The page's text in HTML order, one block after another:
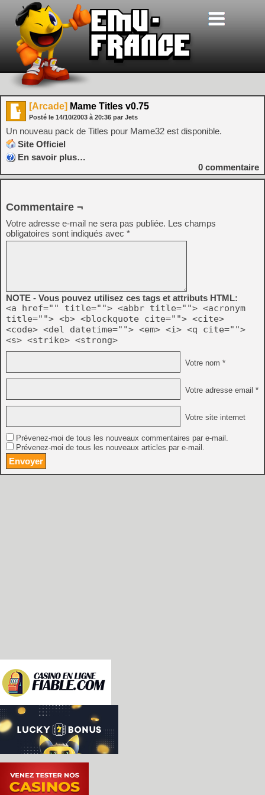
[Arcade] Mame Titles v0.75
Posté le 14/10/2003 à 20:36 par Jets
Un nouveau pack de Titles pour Mame32 est disponible.
Site Officiel
En savoir plus…
0 commentaire
Commentaire ¬
Votre adresse e-mail ne sera pas publiée. Les champs
obligatoires sont indiqués avec *
NOTE - Vous pouvez utilisez ces tags et attributs HTML:
<a href="" title=""> <abbr title=""> <acronym
title=""> <b> <blockquote cite=""> <cite>
<code> <del datetime=""> <em> <i> <q cite="">
<s> <strike> <strong>
Votre nom *
Votre adresse email *
Votre site internet
Prévenez-moi de tous les nouveaux commentaires par e-mail.
Prévenez-moi de tous les nouveaux articles par e-mail.